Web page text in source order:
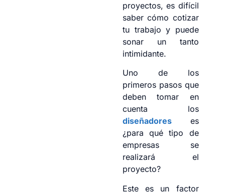
proyectos, es difícil
saber cómo cotizar
tu trabajo y puede
sonar un tanto
intimidante.
Uno de los
primeros pasos que
deben tomar en
cuenta los
diseñadores es
¿para qué tipo de
empresas se
realizará el
proyecto?
Este es un factor